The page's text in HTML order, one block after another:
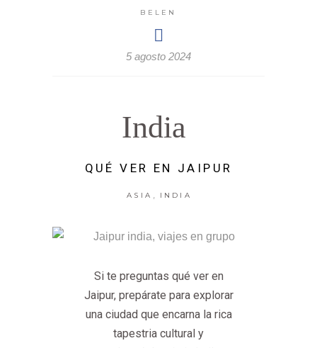
BELEN
5 agosto 2024
India
QUÉ VER EN JAIPUR
ASIA , INDIA
Si te preguntas qué ver en
Jaipur, prepárate para explorar
una ciudad que encarna la rica
tapestria cultural y